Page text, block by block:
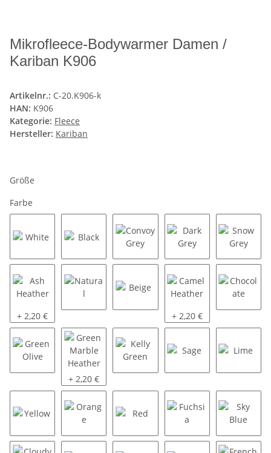
Mikrofleece-Bodywarmer Damen /
Kariban K906
Artikelnr.: C-20.K906-k
HAN: K906
Kategorie: Fleece
Hersteller: Kariban
Größe
Farbe
White Black Convoy GreyDark Grey Snow
Ash Heather
+ 2,20 € Camel Heather
+ 2,20 €
Green OliveGreen Marble Heather
+ 2,20 €
Yellow Orange Red Fuchsia Sky